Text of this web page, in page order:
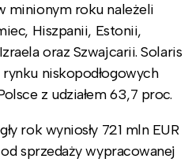
minionym roku należeli
Hiszpanii, Estonii,
oraz Szwajcarii. Solaris
niskopodłogowych
z udziałem 63,7 proc.
rok wyniosły 721 mln EUR
sprzedaży wypracowanej